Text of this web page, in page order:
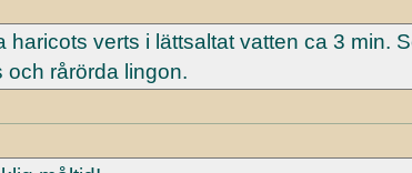
haricots verts i lättsaltat vatten ca 3 min.
och rårörda lingon.